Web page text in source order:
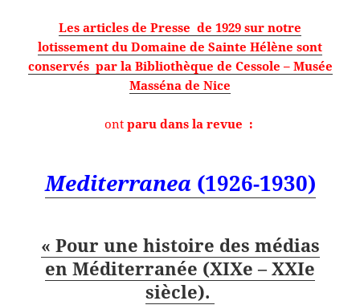
Les articles de Presse de 1929 sur notre
lotissement du Domaine de Sainte Hélène sont
conservés par la Bibliothèque de Cessole – Musée
Masséna de Nice
ontparu dans la revue :
Mediterranea(1926-1930)
« Pour une histoire des médias
en Méditerranée (XIXe – XXIe
siècle).